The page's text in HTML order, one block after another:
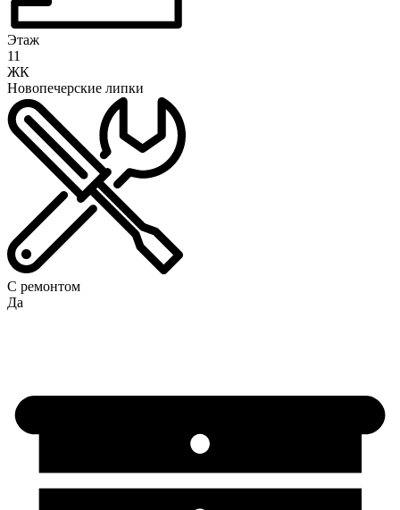
Этаж
11
ЖК
Новопечерские липки
С ремонтом
Да